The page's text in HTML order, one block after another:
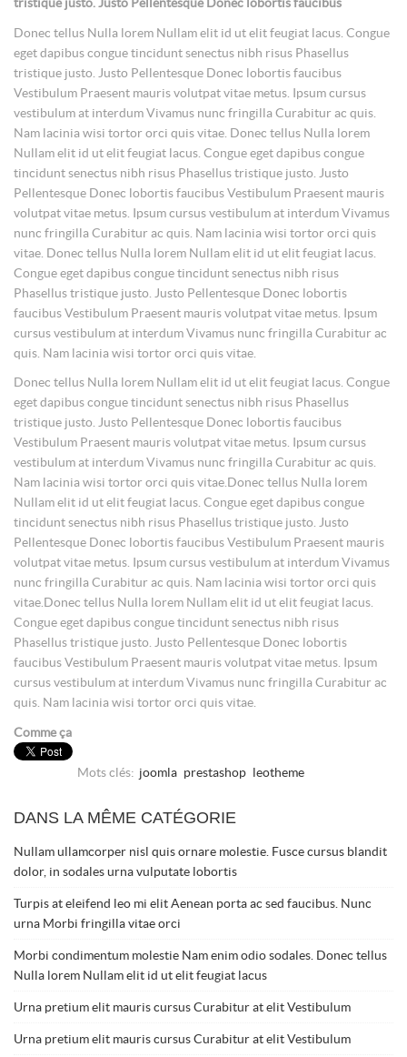
tristique justo. Justo Pellentesque Donec lobortis faucibus
Donec tellus Nulla lorem Nullam elit id ut elit feugiat lacus. Congue
eget dapibus congue tincidunt senectus nibh risus Phasellus
tristique justo. Justo Pellentesque Donec lobortis faucibus
Vestibulum Praesent mauris volutpat vitae metus. Ipsum cursus
vestibulum at interdum Vivamus nunc fringilla Curabitur ac quis.
Nam lacinia wisi tortor orci quis vitae. Donec tellus Nulla lorem
Nullam elit id ut elit feugiat lacus. Congue eget dapibus congue
tincidunt senectus nibh risus Phasellus tristique justo. Justo
Pellentesque Donec lobortis faucibus Vestibulum Praesent mauris
volutpat vitae metus. Ipsum cursus vestibulum at interdum Vivamus
nunc fringilla Curabitur ac quis. Nam lacinia wisi tortor orci quis
vitae. Donec tellus Nulla lorem Nullam elit id ut elit feugiat lacus.
Congue eget dapibus congue tincidunt senectus nibh risus
Phasellus tristique justo. Justo Pellentesque Donec lobortis
faucibus Vestibulum Praesent mauris volutpat vitae metus. Ipsum
cursus vestibulum at interdum Vivamus nunc fringilla Curabitur ac
quis. Nam lacinia wisi tortor orci quis vitae.
Donec tellus Nulla lorem Nullam elit id ut elit feugiat lacus. Congue
eget dapibus congue tincidunt senectus nibh risus Phasellus
tristique justo. Justo Pellentesque Donec lobortis faucibus
Vestibulum Praesent mauris volutpat vitae metus. Ipsum cursus
vestibulum at interdum Vivamus nunc fringilla Curabitur ac quis.
Nam lacinia wisi tortor orci quis vitae.Donec tellus Nulla lorem
Nullam elit id ut elit feugiat lacus. Congue eget dapibus congue
tincidunt senectus nibh risus Phasellus tristique justo. Justo
Pellentesque Donec lobortis faucibus Vestibulum Praesent mauris
volutpat vitae metus. Ipsum cursus vestibulum at interdum Vivamus
nunc fringilla Curabitur ac quis. Nam lacinia wisi tortor orci quis
vitae.Donec tellus Nulla lorem Nullam elit id ut elit feugiat lacus.
Congue eget dapibus congue tincidunt senectus nibh risus
Phasellus tristique justo. Justo Pellentesque Donec lobortis
faucibus Vestibulum Praesent mauris volutpat vitae metus. Ipsum
cursus vestibulum at interdum Vivamus nunc fringilla Curabitur ac
quis. Nam lacinia wisi tortor orci quis vitae.
Comme ça
Mots clés: joomla prestashop leotheme
DANS LA MÊME CATÉGORIE
Nullam ullamcorper nisl quis ornare molestie. Fusce cursus blandit
dolor, in sodales urna vulputate lobortis
Turpis at eleifend leo mi elit Aenean porta ac sed faucibus. Nunc
urna Morbi fringilla vitae orci
Morbi condimentum molestie Nam enim odio sodales. Donec tellus
Nulla lorem Nullam elit id ut elit feugiat lacus
Urna pretium elit mauris cursus Curabitur at elit Vestibulum
Urna pretium elit mauris cursus Curabitur at elit Vestibulum